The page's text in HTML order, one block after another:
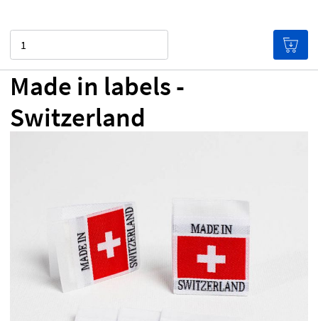
Made in labels -
Switzerland